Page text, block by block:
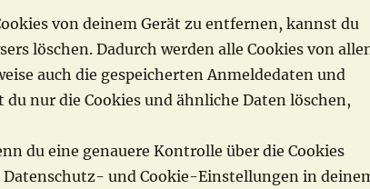
von deinem Gerät zu entfernen, kannst du
löschen. Dadurch werden alle Cookies von
auch die gespeicherten Anmeldedaten und
nur die Cookies und ähnliche Daten löschen,
du eine genauere Kontrolle über die Cookies
und Cookie-Einstellungen in